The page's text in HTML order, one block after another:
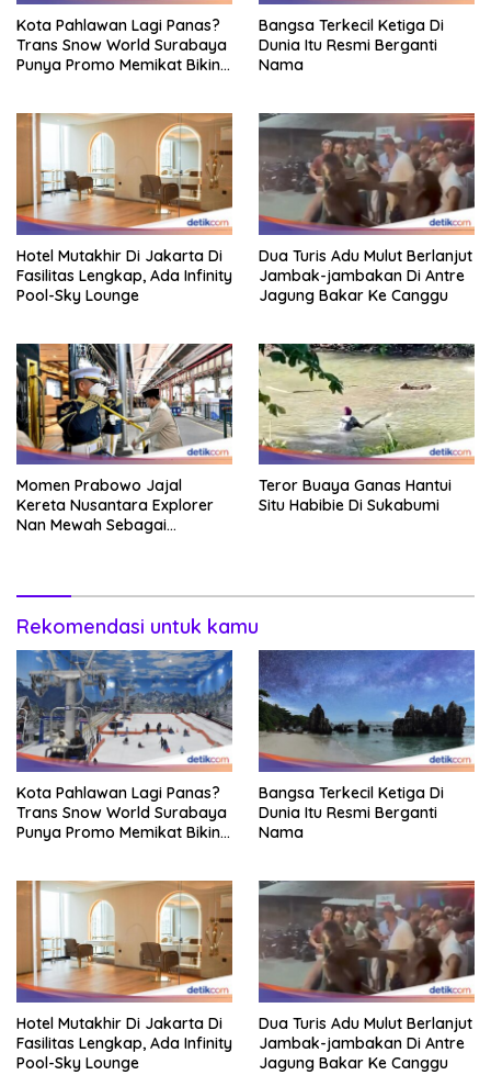
Kota Pahlawan Lagi Panas?
Trans Snow World Surabaya
Punya Promo Memikat Bikin
Bangsa Terkecil Ketiga Di
Dunia Itu Resmi Berganti
Nama
Hotel Mutakhir Di Jakarta Di
Fasilitas Lengkap, Ada Infinity
Pool-Sky Lounge
Dua Turis Adu Mulut Berlanjut
Jambak-jambakan Di Antre
Jagung Bakar Ke Canggu
Momen Prabowo Jajal
Kereta Nusantara Explorer
Nan Mewah Sebagai
Teror Buaya Ganas Hantui
Situ Habibie Di Sukabumi
Rekomendasi untuk kamu
Kota Pahlawan Lagi Panas?
Trans Snow World Surabaya
Punya Promo Memikat Bikin
Bangsa Terkecil Ketiga Di
Dunia Itu Resmi Berganti
Nama
Hotel Mutakhir Di Jakarta Di
Fasilitas Lengkap, Ada Infinity
Pool-Sky Lounge
Dua Turis Adu Mulut Berlanjut
Jambak-jambakan Di Antre
Jagung Bakar Ke Canggu